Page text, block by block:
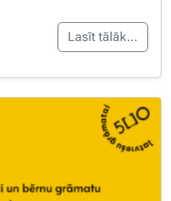
Lasīt tālāk…